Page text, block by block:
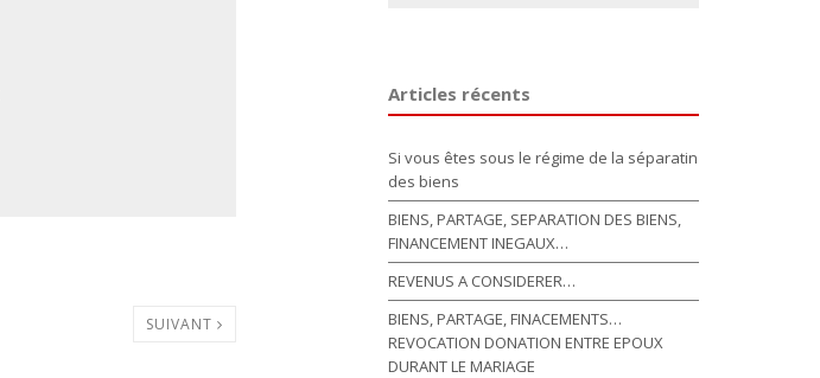
SUIVANT
Articles récents
Si vous êtes sous le régime de la séparatin
des biens
BIENS, PARTAGE, SEPARATION DES BIENS,
FINANCEMENT INEGAUX…
REVENUS A CONSIDERER…
BIENS, PARTAGE, FINACEMENTS…
REVOCATION DONATION ENTRE EPOUX
DURANT LE MARIAGE